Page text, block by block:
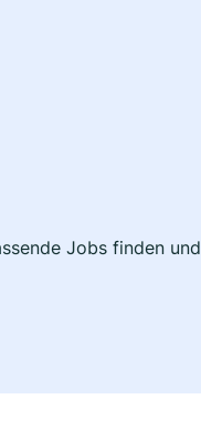
Jobs finden